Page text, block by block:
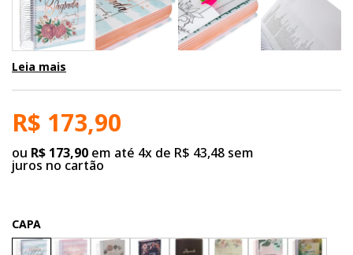
Leia mais
R$ 173,90
ou R$ 173,90 em até 4x de R$ 43,48 sem
juros no cartão
CAPA